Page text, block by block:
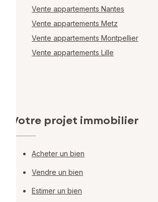
Vente appartements Nantes
Vente appartements Metz
Vente appartements Montpellier
Vente appartements Lille
Votre projet immobilier
Acheter un bien
Vendre un bien
Estimer un bien